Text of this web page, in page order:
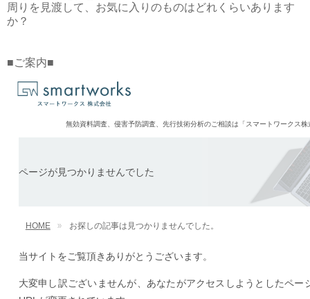
周りを見渡して、お気に入りのものはどれくらいあります
か？
■ご案内■